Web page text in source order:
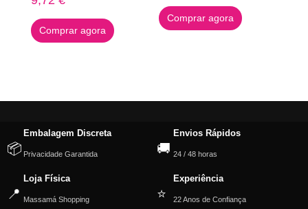
Comprar agora
Comprar agora
📦
Embalagem Discreta
Privacidade Garantida 🚚
Envios Rápidos
24 / 48 horas
📍
Loja Física
Massamá Shopping ⭐
Experiência
22 Anos de Confiança